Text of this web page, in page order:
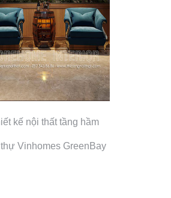
kế nội thất tầng hầm
Vinhomes GreenBay